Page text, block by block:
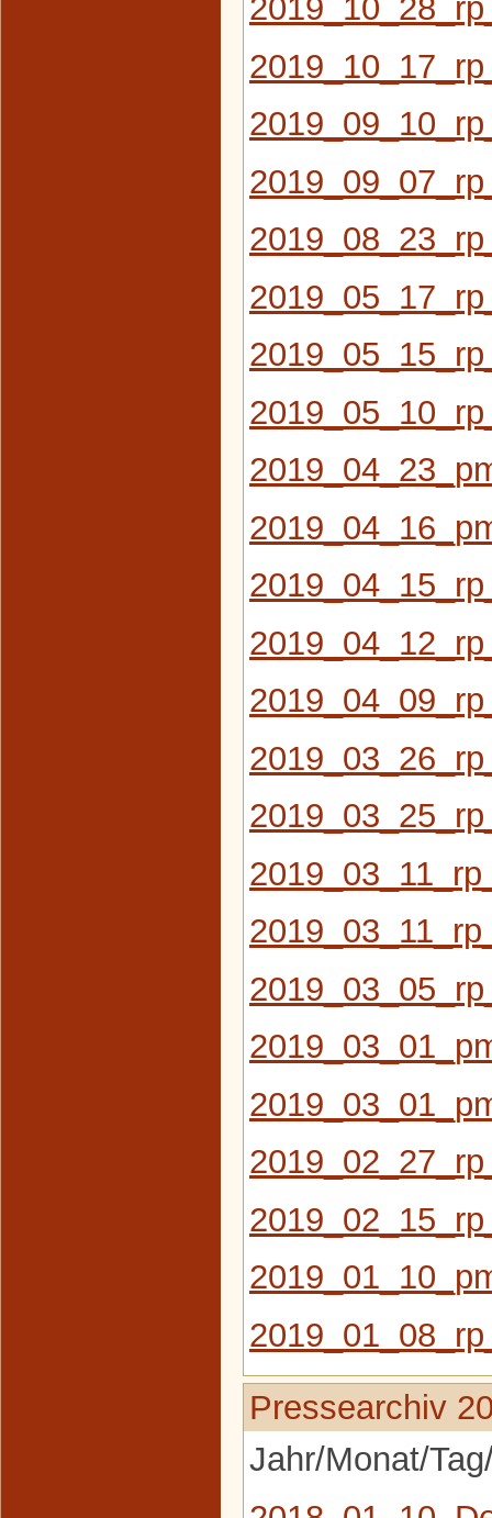
Pressearchiv
Jahr/Monat/